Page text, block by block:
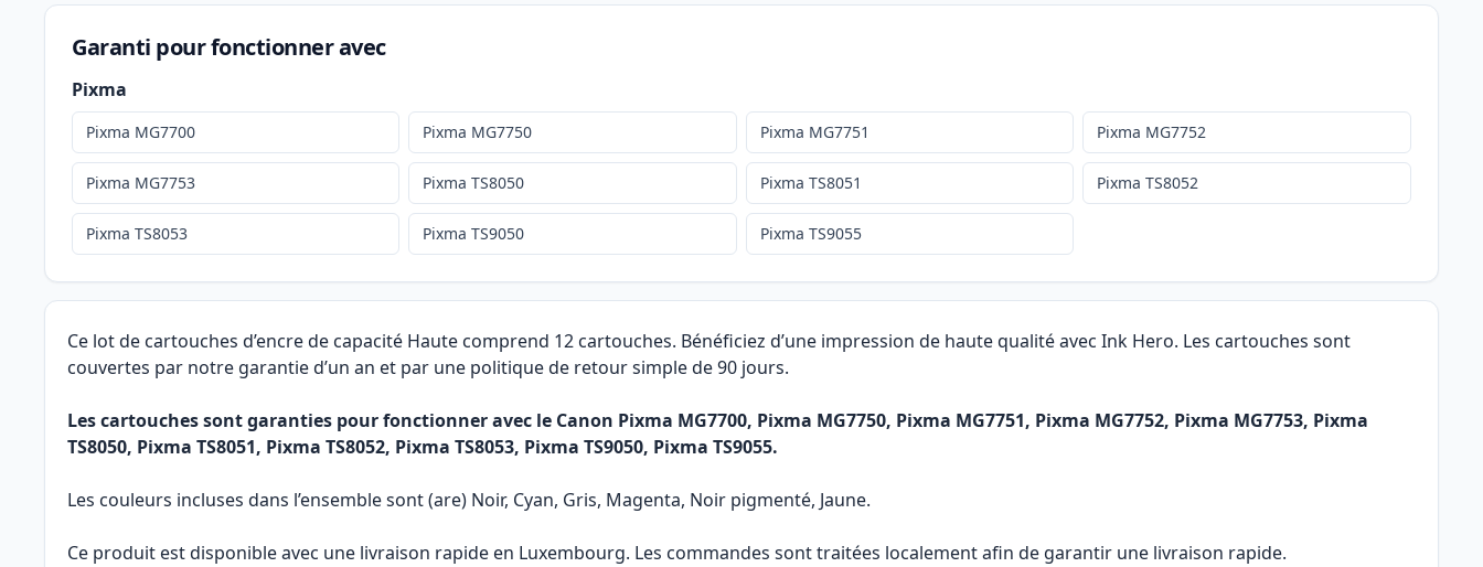
Ce lot de cartouches d’encre de capacité Haute comprend 12 cartouches. Bénéficiez d’une impression de haute qualité avec Ink Hero. Les cartouches sont
couvertes par notre garantie d’un an et par une politique de retour simple de 90 jours.
Les cartouches sont garanties pour fonctionner avec le Canon Pixma MG7700, Pixma MG7750, Pixma MG7751, Pixma MG7752, Pixma MG7753, Pixma
TS8050, Pixma TS8051, Pixma TS8052, Pixma TS8053, Pixma TS9050, Pixma TS9055.
Les couleurs incluses dans l’ensemble sont (are) Noir, Cyan, Gris, Magenta, Noir pigmenté, Jaune.
Ce produit est disponible avec une livraison rapide en Luxembourg. Les commandes sont traitées localement afin de garantir une livraison rapide.
Garanti pour fonctionner avec
Pixma
Pixma MG7700 Pixma MG7750 Pixma MG7751 Pixma MG7752
Pixma MG7753 Pixma TS8050 Pixma TS8051 Pixma TS8052
Pixma TS8053 Pixma TS9050 Pixma TS9055